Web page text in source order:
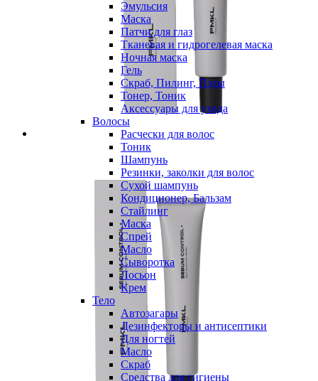
Эмульсия
Маска
Патчи для глаз
Тканевая и гидрогелевая маска
Ночная маска
Гель
Скраб, Пилинг, Пэды
Тонер, Тоник
Аксессуары для ухода
Волосы
Расчески для волос
Тоник
Шампунь
Резинки, заколки для волос
Сухой шампунь
Кондиционер, Бальзам
Стайлинг
Маска
Спрей
Масло
Сыворотка
Лосьон
Крем
Тело
Автозагары
Дезинфекторы и антисептики
Для ногтей
Масло
Скраб
Средства для гигиены